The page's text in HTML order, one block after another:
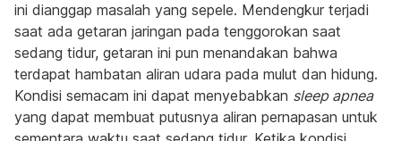
ini dianggap masalah yang sepele. Mendengkur terjadi
saat ada getaran jaringan pada tenggorokan saat
sedang tidur, getaran ini pun menandakan bahwa
terdapat hambatan aliran udara pada mulut dan hidung.
Kondisi semacam ini dapat menyebabkan sleep apnea
yang dapat membuat putusnya aliran pernapasan untuk